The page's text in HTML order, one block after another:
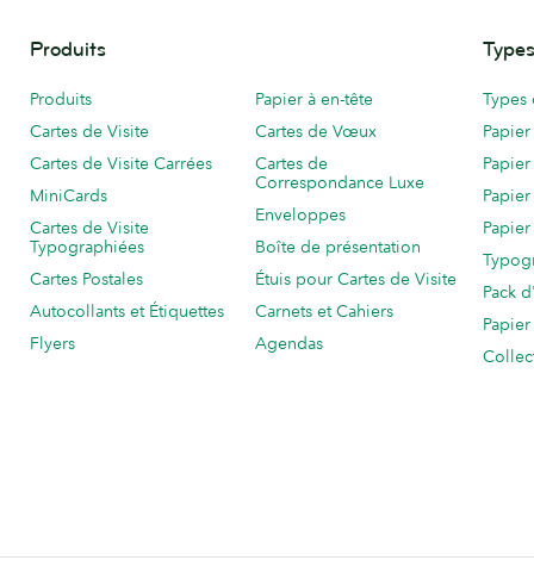
Produits
Produits
Cartes de Visite
Cartes de Visite Carrées
MiniCards
Cartes de Visite
Typographiées
Cartes Postales
Autocollants et Étiquettes
Flyers
Papier à en-tête
Cartes de Vœux
Cartes de
Correspondance Luxe
Enveloppes
Boîte de présentation
Étuis pour Cartes de Visite
Carnets et Cahiers
Agendas
Pack